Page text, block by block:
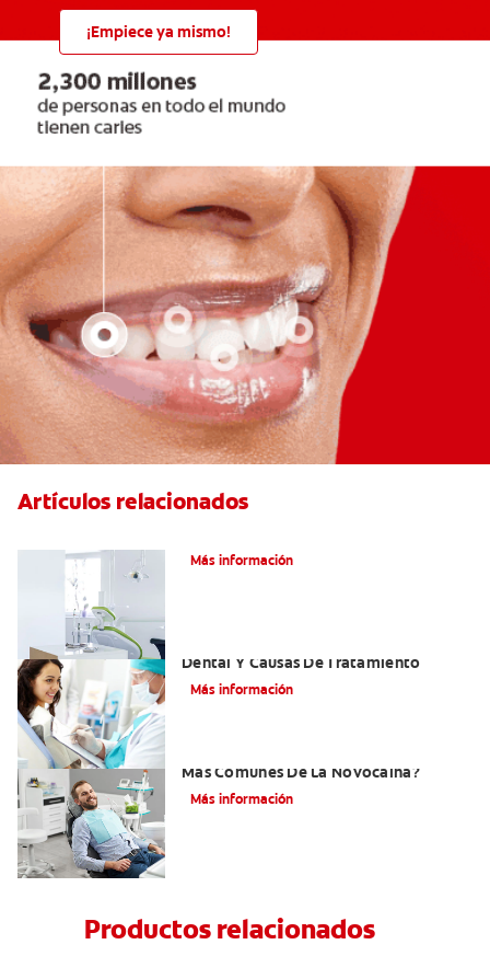
¡Empiece ya mismo!
Artículos relacionados
Más información
Dental Y Causas De Tratamiento
Más información
Más Comunes De La Novocaína?
Más información
Productos relacionados